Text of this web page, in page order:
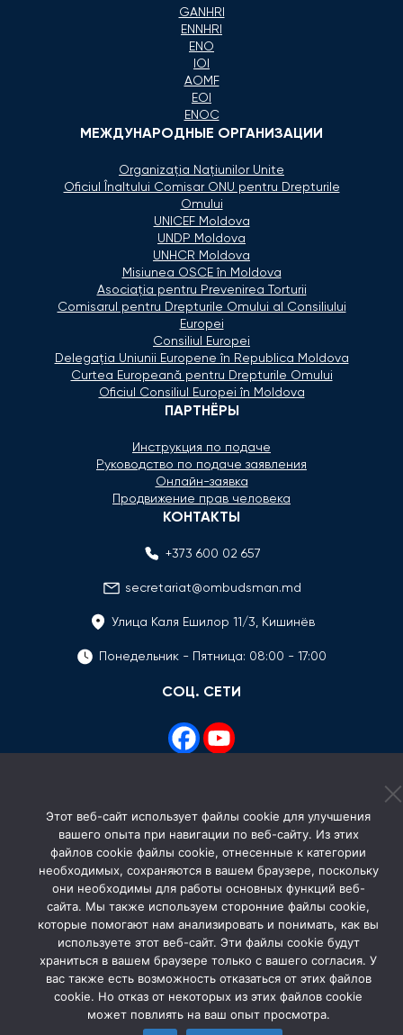
GANHRI
ENNHRI
ENO
IOI
AOMF
EOI
ENOC
МЕЖДУНАРОДНЫЕ ОРГАНИЗАЦИИ
Organizaţia Naţiunilor Unite
Oficiul Înaltului Comisar ONU pentru Drepturile
Omului
UNICEF Moldova
UNDP Moldova
UNHCR Moldova
Misiunea OSCE în Moldova
Asociaţia pentru Prevenirea Torturii
Comisarul pentru Drepturile Omului al Consiliului
Europei
Consiliul Europei
Delegaţia Uniunii Europene în Republica Moldova
Curtea Europeană pentru Drepturile Omului
Oficiul Consiliul Europei în Moldova
ПАРТНЁРЫ
Инструкция по подаче
Руководство по подаче заявления
Онлайн-заявка
Продвижение прав человека
КОНТАКТЫ
+373 600 02 657
secretariat@ombudsman.md
Улица Каля Ешилор 11/3, Кишинёв
Понедельник - Пятница: 08:00 - 17:00
СОЦ. СЕТИ
© 2026 Avocatul Poporului Ombudsman. All rights
reserved.
Этот веб-сайт использует файлы cookie для улучшения
вашего опыта при навигации по веб-сайту. Из этих
файлов cookie файлы cookie, отнесенные к категории
необходимых, сохраняются в вашем браузере, поскольку
они необходимы для работы основных функций веб-
сайта. Мы также используем сторонние файлы cookie,
которые помогают нам анализировать и понимать, как вы
используете этот веб-сайт. Эти файлы cookie будут
храниться в вашем браузере только с вашего согласия. У
вас также есть возможность отказаться от этих файлов
cookie. Но отказ от некоторых из этих файлов cookie
может повлиять на ваш опыт просмотра.